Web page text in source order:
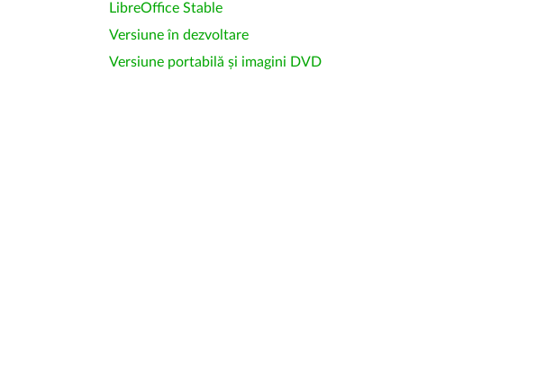
LibreOffice Stable
Versiune în dezvoltare
Versiune portabilă și imagini DVD